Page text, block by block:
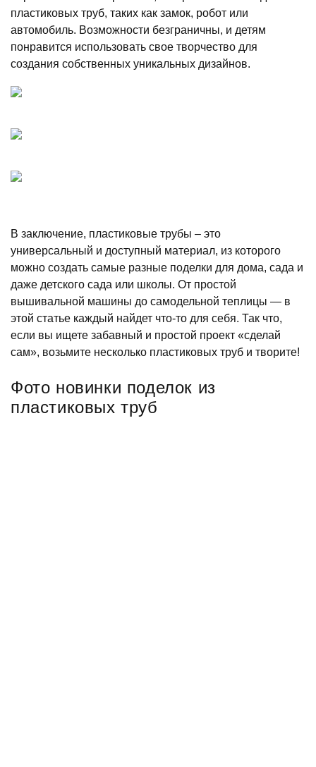
пластиковых труб, таких как замок, робот или
автомобиль. Возможности безграничны, и детям
понравится использовать свое творчество для
создания собственных уникальных дизайнов.
В заключение, пластиковые трубы – это
универсальный и доступный материал, из которого
можно создать самые разные поделки для дома, сада и
даже детского сада или школы. От простой
вышивальной машины до самодельной теплицы — в
этой статье каждый найдет что-то для себя. Так что,
если вы ищете забавный и простой проект «сделай
сам», возьмите несколько пластиковых труб и творите!
Фото новинки поделок из
пластиковых труб